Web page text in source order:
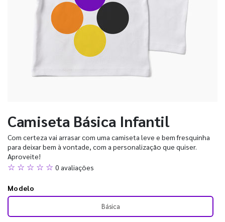
Camiseta Básica Infantil
Com certeza vai arrasar com uma camiseta leve e bem fresquinha
para deixar bem à vontade, com a personalização que quiser.
Aproveite!
☆ ☆ ☆ ☆ ☆ 0 avaliações
Modelo
Básica